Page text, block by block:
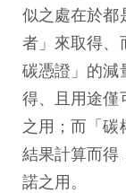
似之處在於都
者」來取得、
碳憑證」的減
得、且用途僅
之用；而「
結果計算而得
諾之用。